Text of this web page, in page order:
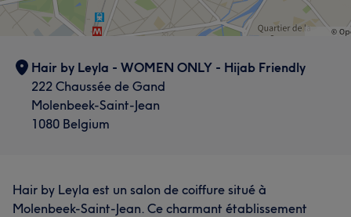
Hair by Leyla - WOMEN ONLY - Hijab Friendly
222 Chaussée de Gand
Molenbeek-Saint-Jean
1080 Belgium
Hair by Leyla est un salon de coiffure situé à
Molenbeek-Saint-Jean. Ce charmant établissement